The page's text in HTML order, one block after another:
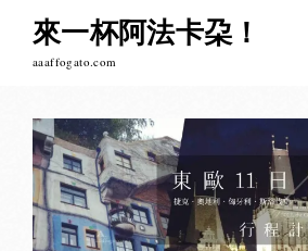
content來一杯阿法卡朶！
aaaffogato.com